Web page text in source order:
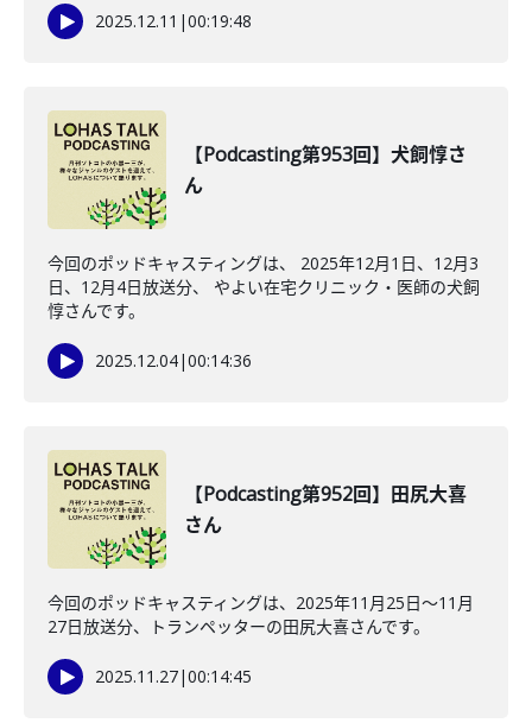
2025.12.11 |00:19:48
【Podcasting第953回】犬飼惇さ
ん
今回のポッドキャスティングは、 2025年12月1日、12月3
日、12月4日放送分、 やよい在宅クリニック・医師の犬飼
惇さんです。
2025.12.04|00:14:36
【Podcasting第952回】田尻大喜
さん
今回のポッドキャスティングは、2025年11月25日〜11月
27日放送分、トランペッターの田尻大喜さんです。
2025.11.27|00:14:45